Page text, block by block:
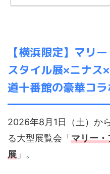
【横浜限定】マリ
スタイル展×ニナス
道十番館の豪華コラ
2026年8月1日（土）か
る大型展覧会「マリー・
展 」。